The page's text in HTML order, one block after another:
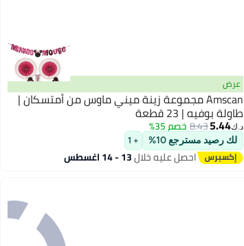
عرض
Amscan مجموعة زينة ميني ماوس من أمتسكان |
طاولة بوفيه | 23 قطعة
د.ك‏5.44
8.43خصم 35%
لك رصيد مسترجع 10% + 1
احصل عليه خلال13 - 14 اغسطس